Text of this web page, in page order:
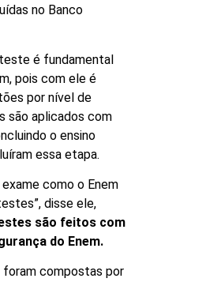
no Banco
é fundamental
pois com ele é
por nível de
são aplicados com
o ensino
essa etapa.
como o Enem
disse ele,
são feitos com
do Enem.
foram compostas por